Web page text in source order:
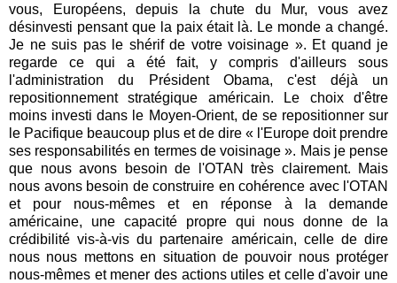
vous, Européens, depuis la chute du Mur, vous avez
désinvesti pensant que la paix était là. Le monde a changé.
Je ne suis pas le shérif de votre voisinage ». Et quand je
regarde ce qui a été fait, y compris d'ailleurs sous
l'administration du Président Obama, c'est déjà un
repositionnement stratégique américain. Le choix d'être
moins investi dans le Moyen-Orient, de se repositionner sur
le Pacifique beaucoup plus et de dire « l'Europe doit prendre
ses responsabilités en termes de voisinage ». Mais je pense
que nous avons besoin de l'OTAN très clairement. Mais
nous avons besoin de construire en cohérence avec l'OTAN
et pour nous-mêmes et en réponse à la demande
américaine, une capacité propre qui nous donne de la
crédibilité vis-à-vis du partenaire américain, celle de dire
nous nous mettons en situation de pouvoir nous protéger
nous-mêmes et mener des actions utiles et celle d'avoir une